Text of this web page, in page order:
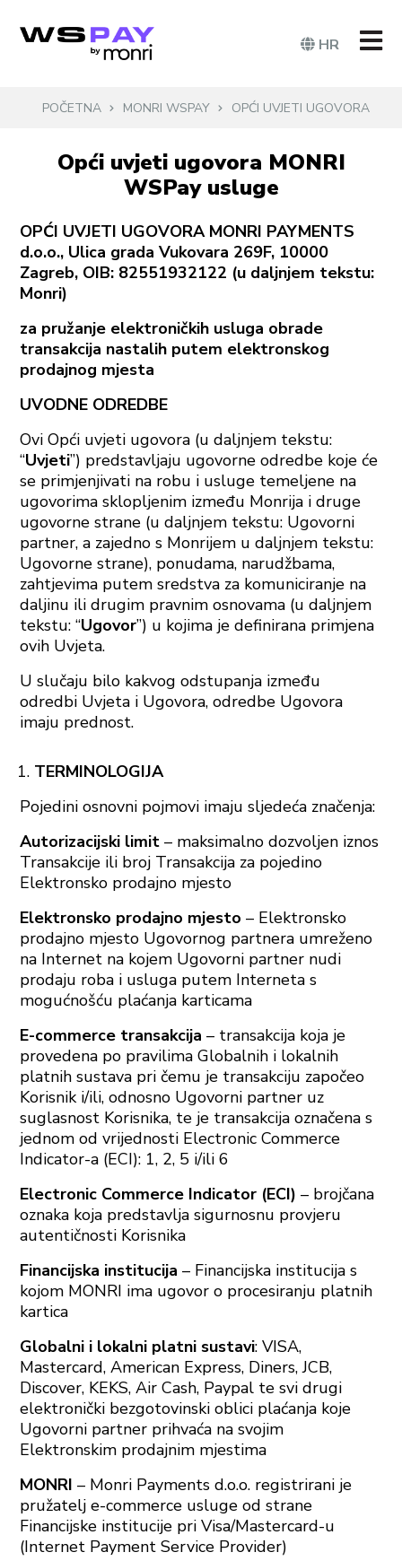
HR
POČETNA MONRI WSPAY OPĆI UVJETI UGOVORA
Opći uvjeti ugovora MONRI
WSPay usluge
OPĆI UVJETI UGOVORA MONRI PAYMENTS
d.o.o., Ulica grada Vukovara 269F, 10000
Zagreb, OIB: 82551932122 (u daljnjem tekstu:
Monri)
za pružanje elektroničkih usluga obrade
transakcija nastalih putem elektronskog
prodajnog mjesta
UVODNE ODREDBE
Ovi Opći uvjeti ugovora (u daljnjem tekstu:
“Uvjeti”) predstavljaju ugovorne odredbe koje će
se primjenjivati na robu i usluge temeljene na
ugovorima sklopljenim između Monrija i druge
ugovorne strane (u daljnjem tekstu: Ugovorni
partner, a zajedno s Monrijem u daljnjem tekstu:
Ugovorne strane), ponudama, narudžbama,
zahtjevima putem sredstva za komuniciranje na
daljinu ili drugim pravnim osnovama (u daljnjem
tekstu: “Ugovor”) u kojima je definirana primjena
ovih Uvjeta.
U slučaju bilo kakvog odstupanja između
odredbi Uvjeta i Ugovora, odredbe Ugovora
imaju prednost.
TERMINOLOGIJA
Pojedini osnovni pojmovi imaju sljedeća značenja:
Autorizacijski limit – maksimalno dozvoljen iznos
Transakcije ili broj Transakcija za pojedino
Elektronsko prodajno mjesto
Elektronsko prodajno mjesto – Elektronsko
prodajno mjesto Ugovornog partnera umreženo
na Internet na kojem Ugovorni partner nudi
prodaju roba i usluga putem Interneta s
mogućnošću plaćanja karticama
E-commerce transakcija – transakcija koja je
provedena po pravilima Globalnih i lokalnih
platnih sustava pri čemu je transakciju započeo
Korisnik i/ili, odnosno Ugovorni partner uz
suglasnost Korisnika, te je transakcija označena s
jednom od vrijednosti Electronic Commerce
Indicator-a (ECI): 1, 2, 5 i/ili 6
Electronic Commerce Indicator (ECI) – brojčana
oznaka koja predstavlja sigurnosnu provjeru
autentičnosti Korisnika
Financijska institucija – Financijska institucija s
kojom MONRI ima ugovor o procesiranju platnih
kartica
Globalni i lokalni platni sustavi: VISA,
Mastercard, American Express, Diners, JCB,
Discover, KEKS, Air Cash, Paypal te svi drugi
elektronički bezgotovinski oblici plaćanja koje
Ugovorni partner prihvaća na svojim
Elektronskim prodajnim mjestima
MONRI – Monri Payments d.o.o. registrirani je
pružatelj e-commerce usluge od strane
Financijske institucije pri Visa/Mastercard-u
(Internet Payment Service Provider)